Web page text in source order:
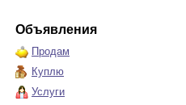
Объявления
Продам
Куплю
Услуги